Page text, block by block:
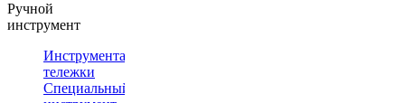
Ручной
инструмент
Инструментальные
тележки
Специальный